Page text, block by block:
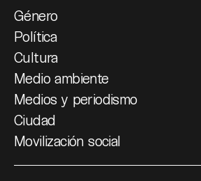
Género
Política
Cultura
Medio ambiente
Medios y periodismo
Ciudad
Movilización social